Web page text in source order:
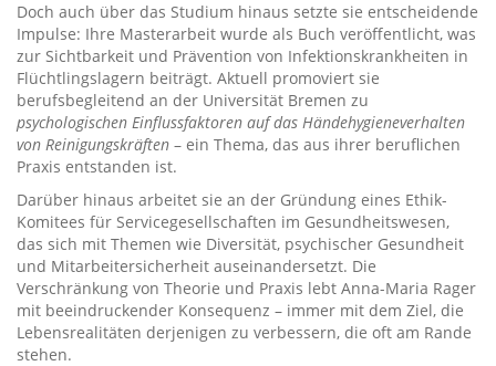
Doch auch über das Studium hinaus setzte sie entscheidende
Impulse: Ihre Masterarbeit wurde als Buch veröffentlicht, was
zur Sichtbarkeit und Prävention von Infektionskrankheiten in
Flüchtlingslagern beiträgt. Aktuell promoviert sie
berufsbegleitend an der Universität Bremen zu
psychologischen Einflussfaktoren auf das Händehygieneverhalten
von Reinigungskräften – ein Thema, das aus ihrer beruflichen
Praxis entstanden ist.
Darüber hinaus arbeitet sie an der Gründung eines Ethik-
Komitees für Servicegesellschaften im Gesundheitswesen,
das sich mit Themen wie Diversität, psychischer Gesundheit
und Mitarbeitersicherheit auseinandersetzt. Die
Verschränkung von Theorie und Praxis lebt Anna-Maria Rager
mit beeindruckender Konsequenz – immer mit dem Ziel, die
Lebensrealitäten derjenigen zu verbessern, die oft am Rande
stehen.